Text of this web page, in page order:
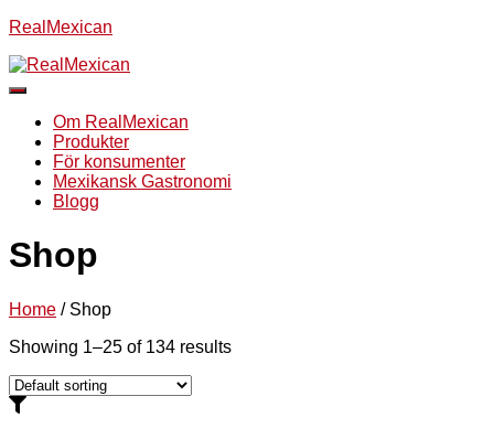
RealMexican
Slå
navigeringOm RealMexican
Produkter
För konsumenter
Mexikansk Gastronomi
Blogg
Shop
Home / Shop
Showing 1–25 of 134 results